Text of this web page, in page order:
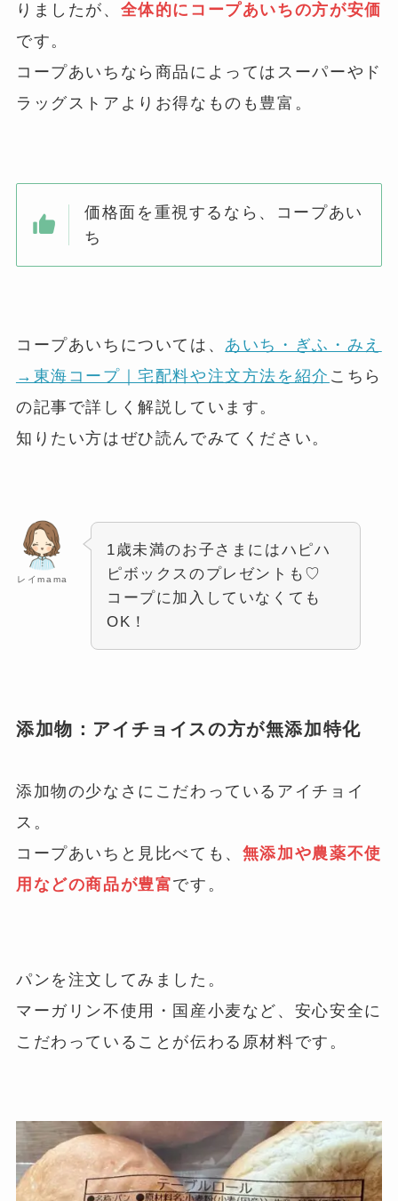
りましたが、 全体的にコープあいちの方が安価
です。
コープあいちなら商品によってはスーパーやド
ラッグストアよりお得なものも豊富。
価格面を重視するなら、コープあい
ち
コープあいちについては、 あいち・ぎふ・みえ
→東海コープ｜宅配料や注文方法を紹介 こちら
の記事で詳しく解説しています。
知りたい方はぜひ読んでみてください。
レイmama
1歳未満のお子さまにはハピハ
ピボックスのプレゼントも♡
コープに加入していなくても
OK！
添加物：アイチョイスの方が無添加特化
添加物の少なさにこだわっているアイチョイ
ス。
コープあいちと見比べても、 無添加や農薬不使
用などの商品が豊富です。
パンを注文してみました。
マーガリン不使用・国産小麦など、安心安全に
こだわっていることが伝わる原材料です。